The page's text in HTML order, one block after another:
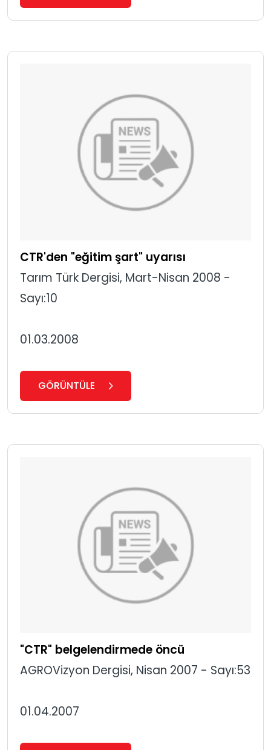
CTR'den "eğitim şart" uyarısı
Tarım Türk Dergisi, Mart-Nisan 2008 -
Sayı:10
01.03.2008
GÖRÜNTÜLE
"CTR" belgelendirmede öncü
AGROVizyon Dergisi, Nisan 2007 - Sayı:53
01.04.2007